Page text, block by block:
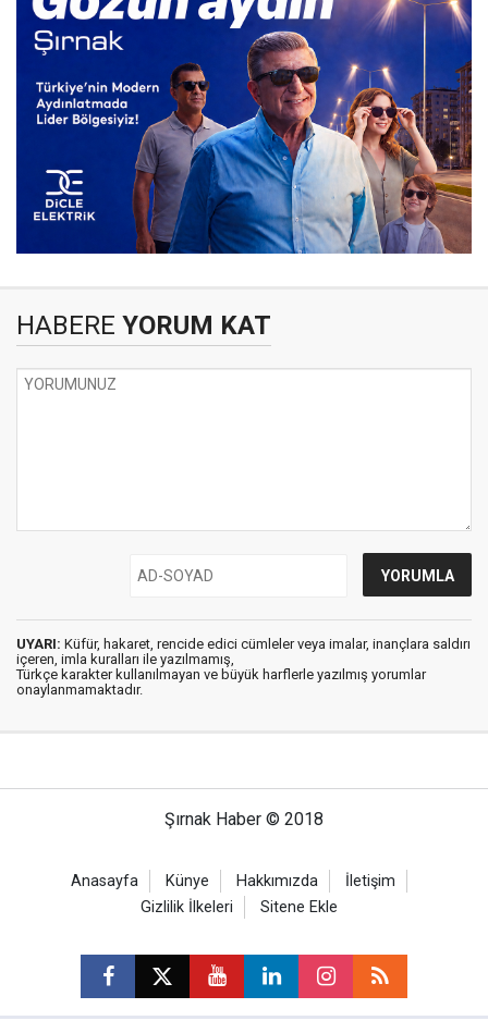
HABERE YORUM KAT
UYARI: Küfür, hakaret, rencide edici cümleler veya imalar, inançlara saldırı
içeren, imla kuralları ile yazılmamış,
Türkçe karakter kullanılmayan ve büyük harflerle yazılmış yorumlar
onaylanmamaktadır.
Şırnak Haber © 2018
Anasayfa Künye Hakkımızda
İletişim
Gizlilik İlkeleri
Sitene Ekle